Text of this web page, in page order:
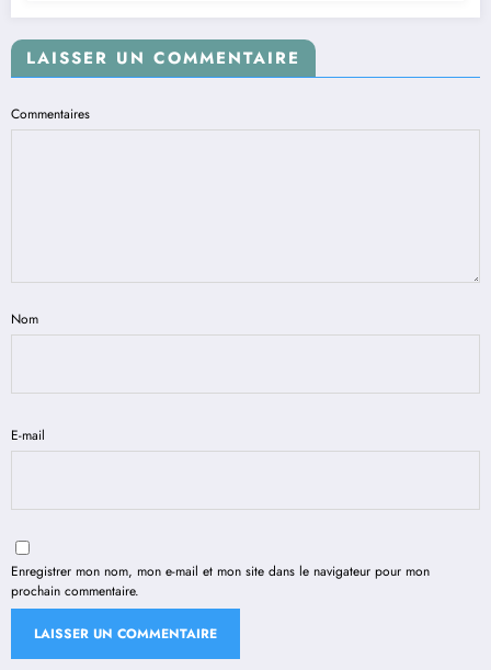
LAISSER UN COMMENTAIRE
Commentaires
Nom
E-mail
Enregistrer mon nom, mon e-mail et mon site dans le navigateur pour mon
prochain commentaire.